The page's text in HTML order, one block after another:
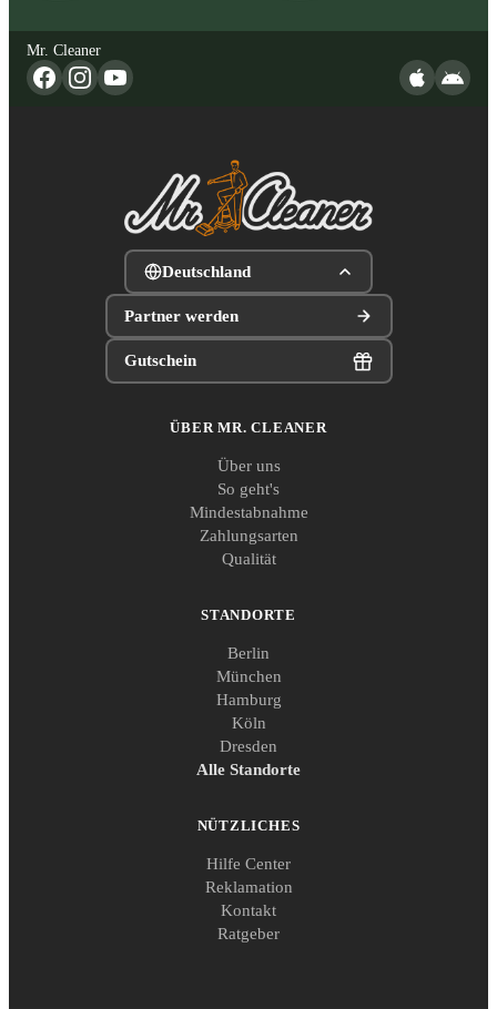
Mr. Cleaner
Deutschland
Partner werden
Gutschein
ÜBER MR. CLEANER
Über uns
So geht's
Mindestabnahme
Zahlungsarten
Qualität
STANDORTE
Berlin
München
Hamburg
Köln
Dresden
Alle Standorte
NÜTZLICHES
Hilfe Center
Reklamation
Kontakt
Ratgeber